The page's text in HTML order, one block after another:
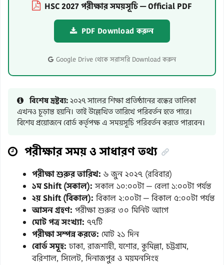
HSC 2027 পরীক্ষার সময়সূচি — Official PDF
PDF Download করুন
Google Drive থেকে সরাসরি Download করুন
বিশেষ দ্রষ্টব্য:২০২৭ সালের শিক্ষা প্রতিষ্ঠানের বন্ধের তালিকা
এখনও চূড়ান্ত হয়নি। তাই উল্লেখিত তারিখে পরিবর্তন হতে পারে।
বিশেষ প্রয়োজনে বোর্ড কর্তৃপক্ষ এ সময়সূচি পরিবর্তন করতে পারবেন।
পরীক্ষার সময় ও সাধারণ তথ্য
পরীক্ষা শুরুর তারিখ: ৬ জুন ২০২৭ (রবিবার)
১ম Shift (সকাল): সকাল ১০:০০টা — বেলা ১:০০টা পর্যন্ত
২য় Shift (বিকাল): বিকাল ২:০০টা — বিকাল ৫:০০টা পর্যন্ত
আসন গ্রহণ: পরীক্ষা শুরুর ৩০ মিনিট আগে
মোট পত্র সংখ্যা: ৭৭টি
পরীক্ষা সম্পন্ন করতে: মোট ২১ দিন
বোর্ড সমূহ: ঢাকা, রাজশাহী, যশোর, কুমিল্লা, চট্টগ্রাম,
বরিশাল, সিলেট, দিনাজপুর ও ময়মনসিংহ